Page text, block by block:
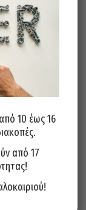
10 έως 16
από 17